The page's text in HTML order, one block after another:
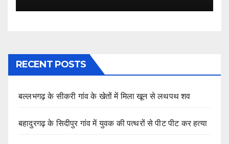
RECENT POSTS
बल्लभगढ़ के सीकरी गांव के खेतों में मिला खून से लथपथ शव
बहादुरगढ़ के सिदीपुर गांव में युवक की पत्थरों से पीट पीट कर हत्या